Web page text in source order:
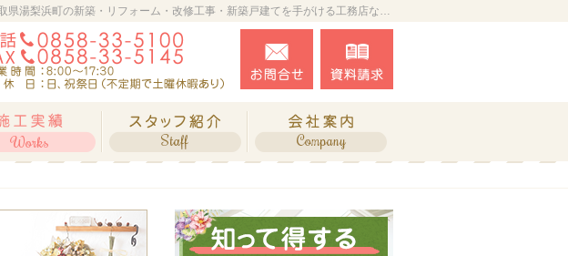
プロの目線からご提案。鳥取県湯梨浜町の新築・リフォーム・改修工事・新築戸建てを手がける工務店なら当社へ。
0858-33-5100
営業時間8:00～17:30 定休日：日、祝祭日（不定期で土曜休暇